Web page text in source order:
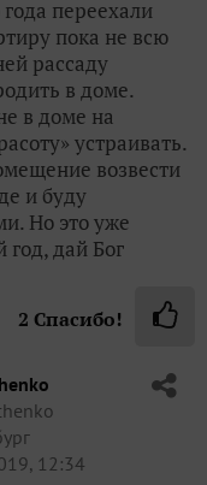
переехали
пока не всю
рассаду
в доме.
в доме на
устраивать.
возвести
и буду
Но это уже
дай Бог
2 Спасибо!
12:34